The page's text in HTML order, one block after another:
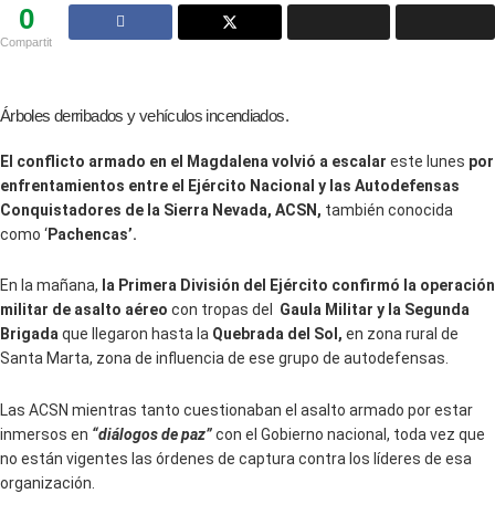
0
Compartit
Árboles derribados y vehículos incendiados.
El conflicto armado en el Magdalena volvió a escalar este lunes por
enfrentamientos entre el Ejército Nacional y las Autodefensas
Conquistadores de la Sierra Nevada, ACSN, también conocida
como ‘Pachencas’.
En la mañana, la Primera División del Ejército confirmó la operación
militar de asalto aéreo con tropas del Gaula Militar y la Segunda
Brigada que llegaron hasta la Quebrada del Sol, en zona rural de
Santa Marta, zona de influencia de ese grupo de autodefensas.
Las ACSN mientras tanto cuestionaban el asalto armado por estar
inmersos en “diálogos de paz”con el Gobierno nacional, toda vez que
no están vigentes las órdenes de captura contra los líderes de esa
organización.